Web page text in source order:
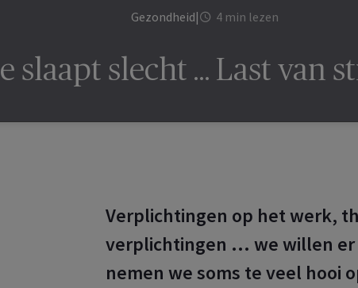
Gezondheid| 4 min lezen
Je slaapt slecht … Last van
Verplichtingen op het werk,
verplichtingen ... we willen
nemen we soms te veel hooi